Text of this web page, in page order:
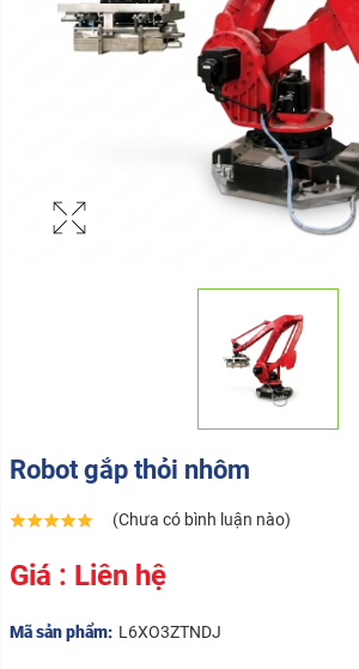
Robot gắp thỏi nhôm
(Chưa có bình luận nào)
Giá : Liên hệ
Mã sản phẩm: L6XO3ZTNDJ